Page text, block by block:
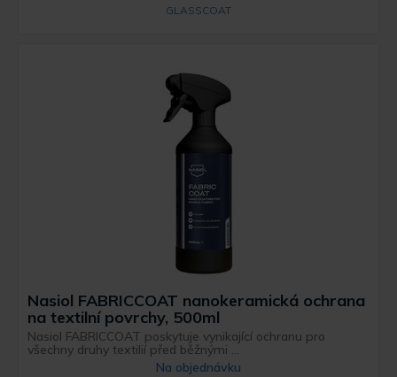
GLASSCOAT
Nasiol FABRICCOAT nanokeramická ochrana
na textilní povrchy, 500ml
Nasiol FABRICCOAT poskytuje vynikající ochranu pro
všechny druhy textilií před běžnými ...
Na objednávku